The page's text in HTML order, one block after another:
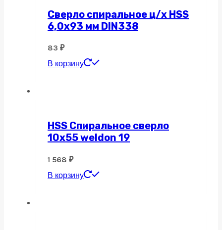
Сверло спиральное ц/х HSS
6,0х93 мм DIN338
83 ₽
В корзину
HSS Спиральное сверло
10х55 weldon 19
1 568 ₽
В корзину